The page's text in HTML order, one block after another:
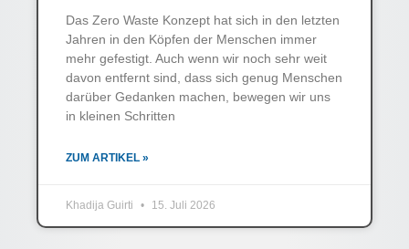
Das Zero Waste Konzept hat sich in den letzten
Jahren in den Köpfen der Menschen immer
mehr gefestigt. Auch wenn wir noch sehr weit
davon entfernt sind, dass sich genug Menschen
darüber Gedanken machen, bewegen wir uns
in kleinen Schritten
ZUM ARTIKEL »
Khadija Guirti 15. Juli 2026